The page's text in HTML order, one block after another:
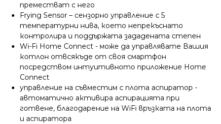
преместват с него
Frying Sensor – сензорно управление с 5
температурни нива, което непрекъснато
контролира и поддържата зададената степен
Wi-Fi Home Connect - може да управлявате Вашия
котлон отвсякъде от своя смартфон
посредством интуитивното приложение Home
Connect
управление на съвместим с плота аспиратор -
автоматично активира аспирацията при
готвене, благодарение на WiFi връзката на плота
и аспиратора